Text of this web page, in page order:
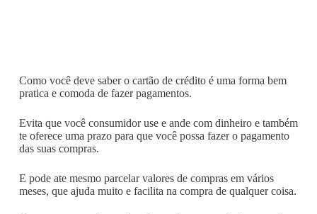
Como você deve saber o cartão de crédito é uma forma bem
pratica e comoda de fazer pagamentos.
Evita que você consumidor use e ande com dinheiro e também
te oferece uma prazo para que você possa fazer o pagamento
das suas compras.
E pode ate mesmo parcelar valores de compras em vários
meses, que ajuda muito e facilita na compra de qualquer coisa.